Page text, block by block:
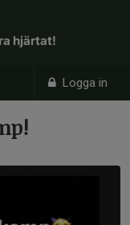
Logga in
hjärtat!